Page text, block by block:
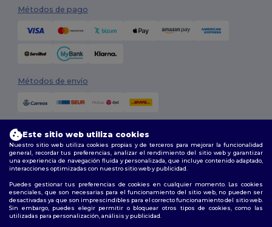
Métodos de pago
Métodos de envío
2026. Todos los derechos reservados
Síguenos
Este sitio web utiliza cookies
Nuestro sitio web utiliza cookies propias y de terceros para mejorar la funcionalidad
general, recordar tus preferencias, analizar el rendimiento del sitio web y garantizar
una experiencia de navegación fluida y personalizada, que incluye contenido adaptado,
interacciones optimizadas con nuestro sitio web y publicidad.
Puedes gestionar tus preferencias de cookies en cualquier momento. Las cookies
esenciales, que son necesarias para el funcionamiento del sitio web, no pueden ser
desactivadas ya que son imprescindibles para el correcto funcionamiento del sitio web.
Sin embargo, puedes elegir permitir o bloquear otros tipos de cookies, como las
utilizadas para personalización, análisis y publicidad.